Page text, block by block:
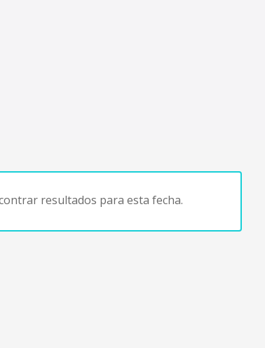
resultados para esta fecha.